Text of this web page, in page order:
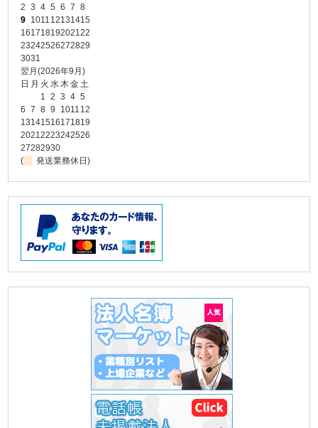
2 3 4 5 6 7 8
9 1011 12131415
16171819202122
23242526272829
3031
翌月(2026年9月)
日 月 火 水木金土
1 2 3 4 5
6 7 8 9 1011 12
13141516171819
20212223242526
27282930
(
発送業務休日)